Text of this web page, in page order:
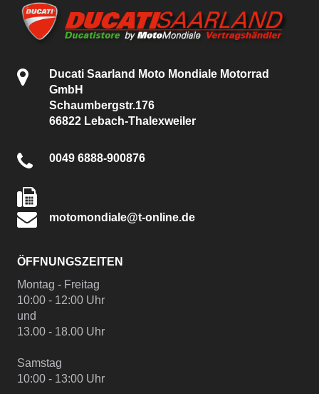
Ducati Saarland Moto Mondiale Motorrad
GmbH
Schaumbergstr.176
66822 Lebach-Thalexweiler
0049 6888-900876
motomondiale@t-online.de
ÖFFNUNGSZEITEN
Montag - Freitag
10:00 - 12:00 Uhr
und
13.00 - 18.00 Uhr
Samstag
10:00 - 13:00 Uhr